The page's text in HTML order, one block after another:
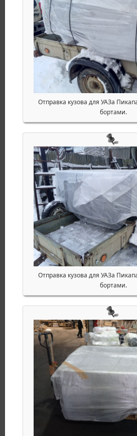
Отправка кузова для УАЗа
бортами.
Отправка кузова для УАЗа
бортами.